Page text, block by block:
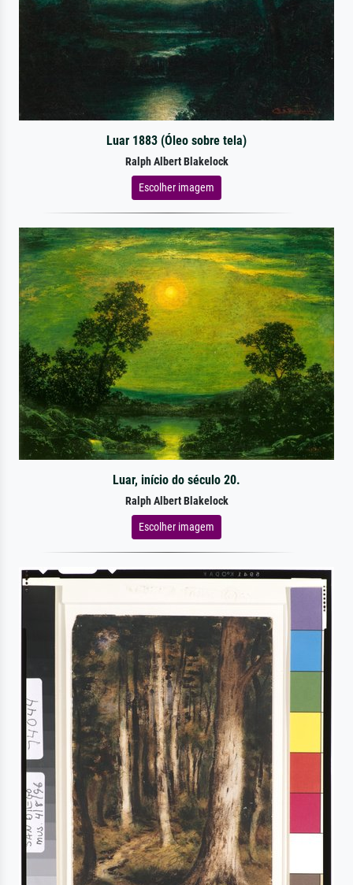
Luar 1883 (Óleo sobre tela)
Ralph Albert Blakelock
Escolher imagem
Luar, início do século 20.
Ralph Albert Blakelock
Escolher imagem